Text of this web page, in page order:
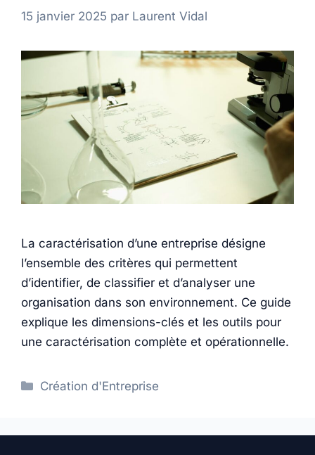
15 janvier 2025 par Laurent Vidal
La caractérisation d’une entreprise désigne
l’ensemble des critères qui permettent
d’identifier, de classifier et d’analyser une
organisation dans son environnement. Ce guide
explique les dimensions-clés et les outils pour
une caractérisation complète et opérationnelle.
Catégories
Création d'Entreprise